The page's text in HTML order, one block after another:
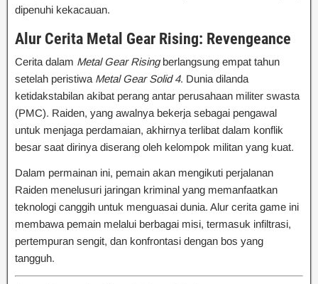
dipenuhi kekacauan.
Alur Cerita Metal Gear Rising: Revengeance
Cerita dalam Metal Gear Risingberlangsung empat tahun
setelah peristiwa Metal Gear Solid 4. Dunia dilanda
ketidakstabilan akibat perang antar perusahaan militer swasta
(PMC). Raiden, yang awalnya bekerja sebagai pengawal
untuk menjaga perdamaian, akhirnya terlibat dalam konflik
besar saat dirinya diserang oleh kelompok militan yang kuat.
Dalam permainan ini, pemain akan mengikuti perjalanan
Raiden menelusuri jaringan kriminal yang memanfaatkan
teknologi canggih untuk menguasai dunia. Alur cerita game ini
membawa pemain melalui berbagai misi, termasuk infiltrasi,
pertempuran sengit, dan konfrontasi dengan bos yang
tangguh.